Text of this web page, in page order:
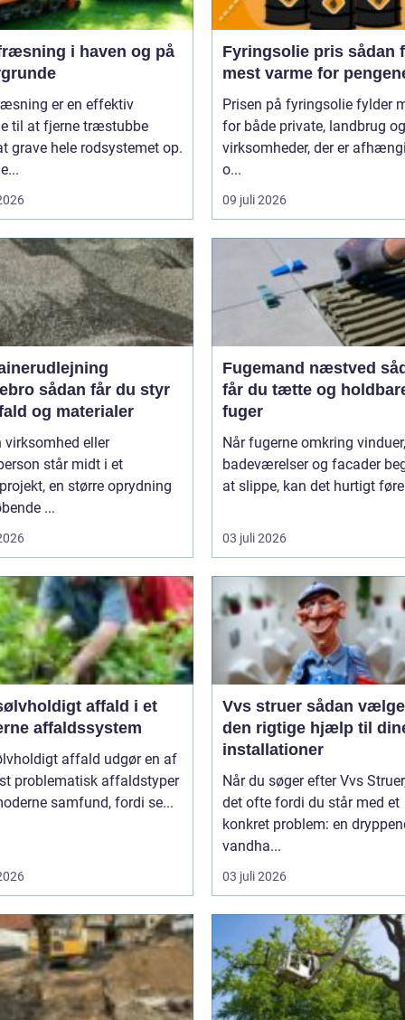
i haven og på
er en effektiv
til at fjerne træstubbe
grave hele rodsystemet op.
Fyringsolie pris sådan får du
mest varme for
Prisen på fyringsolie fylder
for både private, landbrug og
virksomheder, der er
o...
09 juli 2026
får du styr
og materialer
virksomhed eller
står midt i et
en større oprydning
...
Fugemand næstved sådan
får du tætte og
fuger
Når fugerne omkring
badeværelser og facader
at slippe, kan det hurtigt
03 juli 2026
affald i et
affaldssystem
affald udgør en af
problematisk affaldstyper
samfund, fordi se...
Vvs struer sådan vælger du
den rigtige hjælp til
installationer
Når du søger efter Vvs
det ofte fordi du står med et
konkret problem: en
vandha...
03 juli 2026